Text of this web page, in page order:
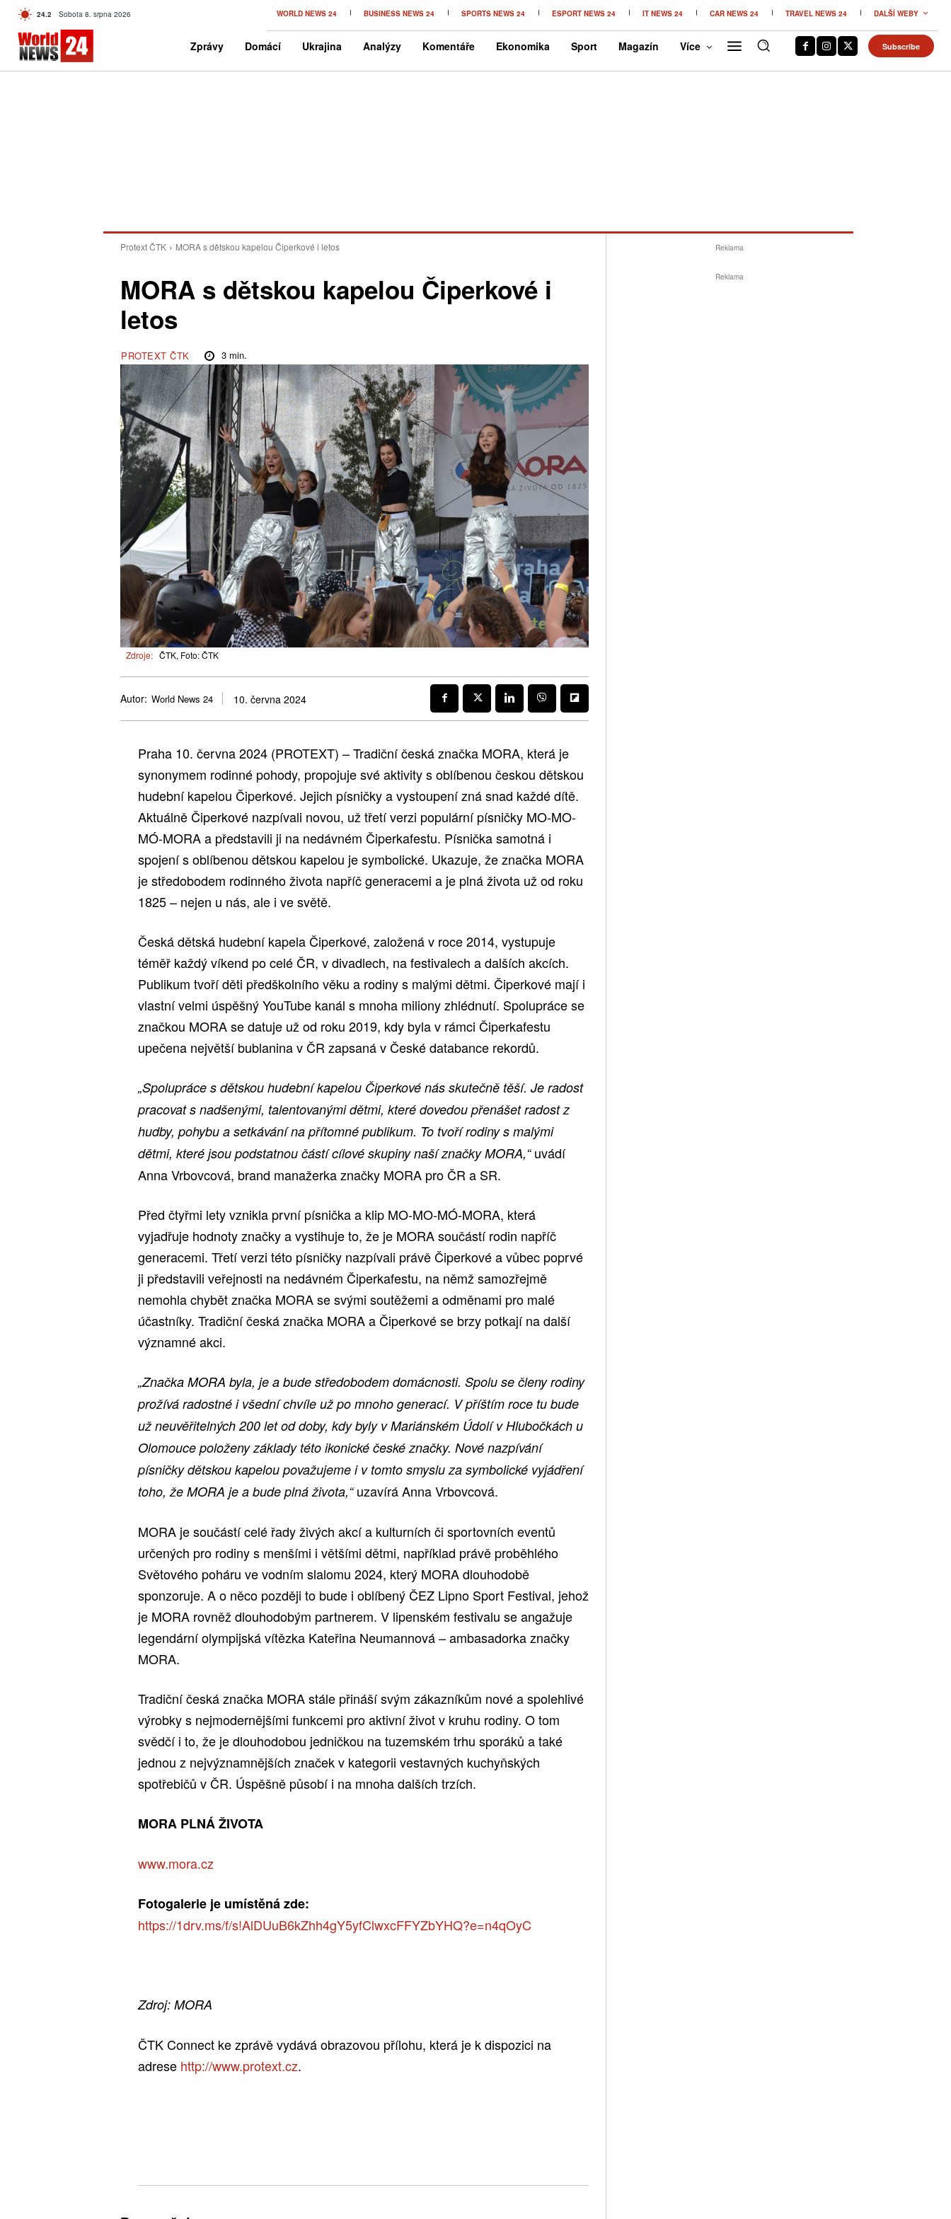
24.2 C Czech
Sobota 8. srpna 2026 WORLD NEWS 24 BUSINESS NEWS 24 SPORTS NEWS 24 ESPORT NEWS 24 IT NEWS 24 CAR NEWS 24 TRAVEL NEWS 24 DALŠÍ WEBY
Zprávy Domácí Ukrajina Analýzy Komentáře Ekonomika Sport Magazín Více Subscribe
Protext ČTK MORA s dětskou kapelou Čiperkové i letos
MORA s dětskou kapelou Čiperkové i
letos
PROTEXT ČTK 3min.
Zdroje: ČTK, Foto: ČTK
Autor: World News 24 10. června 2024
Praha 10. června 2024 (PROTEXT) – Tradiční česká značka MORA, která je
synonymem rodinné pohody, propojuje své aktivity s oblíbenou českou dětskou
hudební kapelou Čiperkové. Jejich písničky a vystoupení zná snad každé dítě.
Aktuálně Čiperkové nazpívali novou, už třetí verzi populární písničky MO-MO-
MÓ-MORA a představili ji na nedávném Čiperkafestu. Písnička samotná i
spojení s oblíbenou dětskou kapelou je symbolické. Ukazuje, že značka MORA
je středobodem rodinného života napříč generacemi a je plná života už od roku
1825 – nejen u nás, ale i ve světě.
Česká dětská hudební kapela Čiperkové, založená v roce 2014, vystupuje
téměř každý víkend po celé ČR, v divadlech, na festivalech a dalších akcích.
Publikum tvoří děti předškolního věku a rodiny s malými dětmi. Čiperkové mají i
vlastní velmi úspěšný YouTube kanál s mnoha miliony zhlédnutí. Spolupráce se
značkou MORA se datuje už od roku 2019, kdy byla v rámci Čiperkafestu
upečena největší bublanina v ČR zapsaná v České databance rekordů.
„Spolupráce s dětskou hudební kapelou Čiperkové nás skutečně těší. Je radost
pracovat s nadšenými, talentovanými dětmi, které dovedou přenášet radost z
hudby, pohybu a setkávání na přítomné publikum. To tvoří rodiny s malými
dětmi, které jsou podstatnou částí cílové skupiny naší značky MORA,“uvádí
Anna Vrbovcová, brand manažerka značky MORA pro ČR a SR.
Před čtyřmi lety vznikla první písnička a klip MO-MO-MÓ-MORA, která
vyjadřuje hodnoty značky a vystihuje to, že je MORA součástí rodin napříč
generacemi. Třetí verzi této písničky nazpívali právě Čiperkové a vůbec poprvé
ji představili veřejnosti na nedávném Čiperkafestu, na němž samozřejmě
nemohla chybět značka MORA se svými soutěžemi a odměnami pro malé
účastníky. Tradiční česká značka MORA a Čiperkové se brzy potkají na další
významné akci.
„Značka MORA byla, je a bude středobodem domácnosti. Spolu se členy rodiny
prožívá radostné i všední chvíle už po mnoho generací. V příštím roce tu bude
už neuvěřitelných 200 let od doby, kdy byly v Mariánském Údolí v Hlubočkách u
Olomouce položeny základy této ikonické české značky. Nové nazpívání
písničky dětskou kapelou považujeme i v tomto smyslu za symbolické vyjádření
toho, že MORA je a bude plná života,“uzavírá Anna Vrbovcová.
MORA je součástí celé řady živých akcí a kulturních či sportovních eventů
určených pro rodiny s menšími i většími dětmi, například právě proběhlého
Světového poháru ve vodním slalomu 2024, který MORA dlouhodobě
sponzoruje. A o něco později to bude i oblíbený ČEZ Lipno Sport Festival, jehož
je MORA rovněž dlouhodobým partnerem. V lipenském festivalu se angažuje
legendární olympijská vítězka Kateřina Neumannová – ambasadorka značky
MORA.
Tradiční česká značka MORA stále přináší svým zákazníkům nové a spolehlivé
výrobky s nejmodernějšími funkcemi pro aktivní život v kruhu rodiny. O tom
svědčí i to, že je dlouhodobou jedničkou na tuzemském trhu sporáků a také
jednou z nejvýznamnějších značek v kategorii vestavných kuchyňských
spotřebičů v ČR. Úspěšně působí i na mnoha dalších trzích.
MORA PLNÁ ŽIVOTA
www.mora.cz
Fotogalerie je umístěná zde:
https://1drv.ms/f/s!AlDUuB6kZhh4gY5yfClwxcFFYZbYHQ?e=n4qOyC
Zdroj: MORA
ČTK Connect ke zprávě vydává obrazovou přílohu, která je k dispozici na
adrese http://www.protext.cz.
Reklama
Reklama